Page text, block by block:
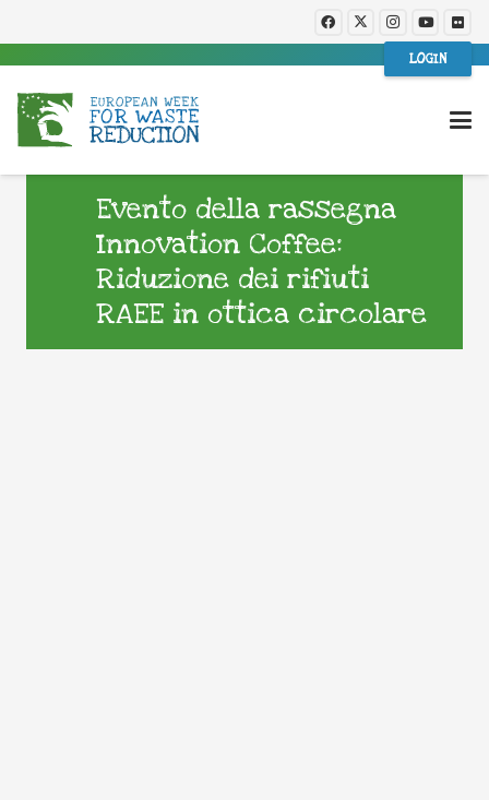
LOGIN
Evento della rassegna
Innovation Coffee:
Riduzione dei rifiuti
RAEE in ottica circolare